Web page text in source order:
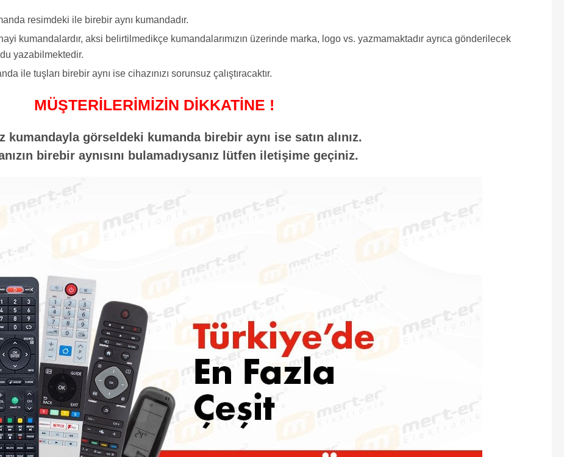
resimdeki ile birebir aynı kumandadır.
kumandalardır, aksi belirtilmedikçe kumandalarımızın üzerinde marka, logo vs. yazmamaktadır ayrıca gönderilecek
yazabilmektedir.
ile tuşları birebir aynı ise cihazınızı sorunsuz çalıştıracaktır.
MÜŞTERİLERİMİZİN DİKKATİNE !
kumandayla görseldeki kumanda birebir aynı ise satın alınız.
birebir aynısını bulamadıysanız lütfen iletişime geçiniz.